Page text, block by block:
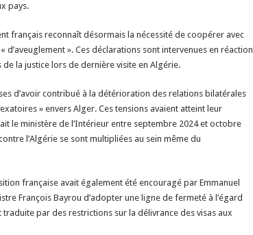
pays.
français reconnaît désormais la nécessité de coopérer avec
d’aveuglement ». Ces déclarations sont intervenues en réaction
la justice lors de dernière visite en Algérie.
d’avoir contribué à la détérioration des relations bilatérales
» envers Alger. Ces tensions avaient atteint leur
le ministère de l’Intérieur entre septembre 2024 et octobre
l’Algérie se sont multipliées au sein même du
française avait également été encouragé par Emmanuel
François Bayrou d’adopter une ligne de fermeté à l’égard
traduite par des restrictions sur la délivrance des visas aux